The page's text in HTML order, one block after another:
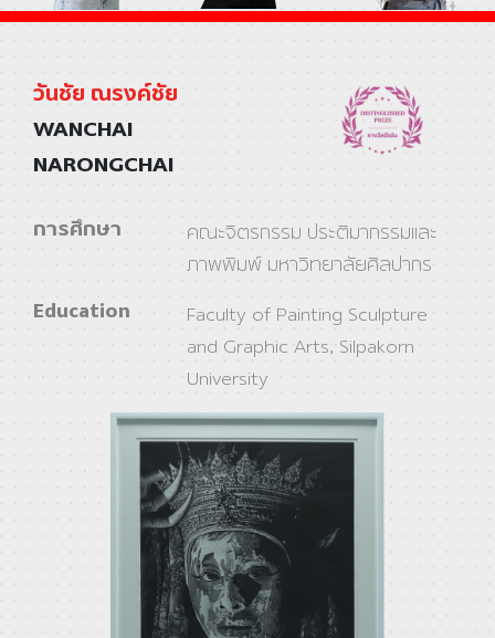
วันชัย ณรงค์ชัย
WANCHAI
NARONGCHAI
การศึกษา
คณะจิตรกรรม ประติมากรรมและ
ภาพพิมพ์ มหาวิทยาลัยศิลปากร
Education
Faculty of Painting Sculpture
and Graphic Arts, Silpakorn
University